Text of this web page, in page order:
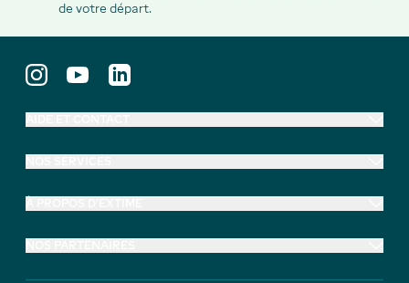
de votre départ.